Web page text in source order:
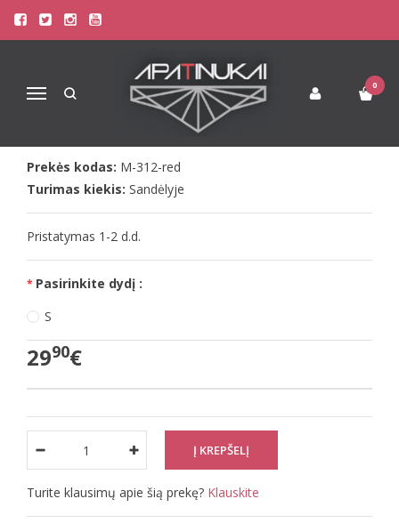
Navigacija
0
Pagrindinis Paplūdimio Apranga
Marko raudona paplūdimio tunika LEILA ANARANJADO M-312
MARKO RAUDONA PAPLŪDIMIO
TUNIKA LEILA ANARANJADO M-312
Prekės kodas: M-312-red
Turimas kiekis: Sandėlyje
Pristatymas 1-2 d.d.
Pasirinkite dydį :
S
2990€
Turite klausimų apie šią prekę? Klauskite